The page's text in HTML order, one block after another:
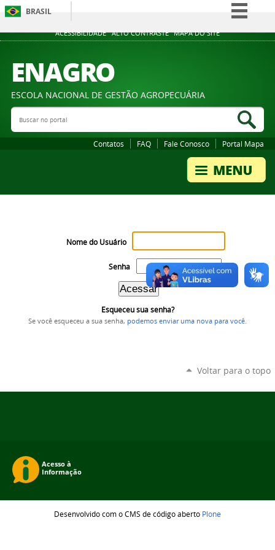
ACESSIBILIDADE ALTO CONTRASTE MAPA DO SITE
BRASIL
Simplifique!
Acesso à informação
Legislação
ENAGRO
ESCOLA NACIONAL DE GESTÃO AGROPECUÁRIA
Buscar no portal
Contatos FAQ Fale Conosco Portal Mapa
Nome do Usuário
Senha
Esqueceu sua senha?
Se você esqueceu a sua senha, podemos enviar uma nova para você
Voltar para o topo
Desenvolvido com o CMS de código aberto Plone